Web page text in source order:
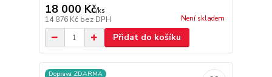
18 000 Kč/ks
14 876 Kč bez DPH Není skladem
Přidat do košíku
Doprava ZDARMA